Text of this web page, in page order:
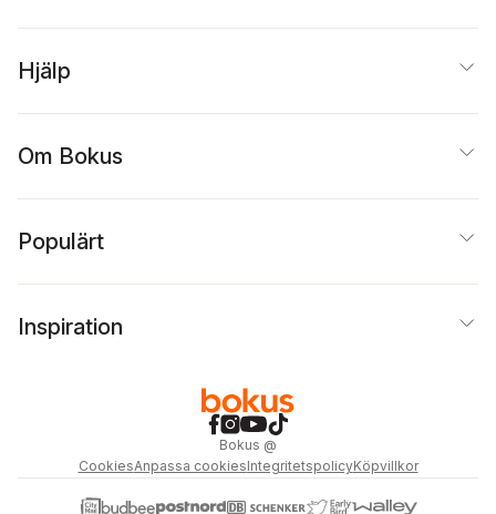
Hjälp
Om Bokus
Populärt
Inspiration
Bokus @
CookiesAnpassa cookiesIntegritetspolicyKöpvillkor